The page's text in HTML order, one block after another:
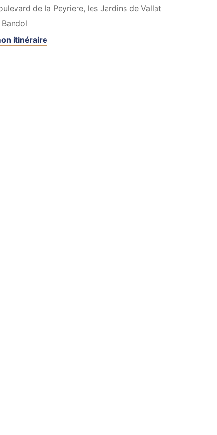
de la Peyriere, les Jardins de Vallat
Bandol
itinéraire